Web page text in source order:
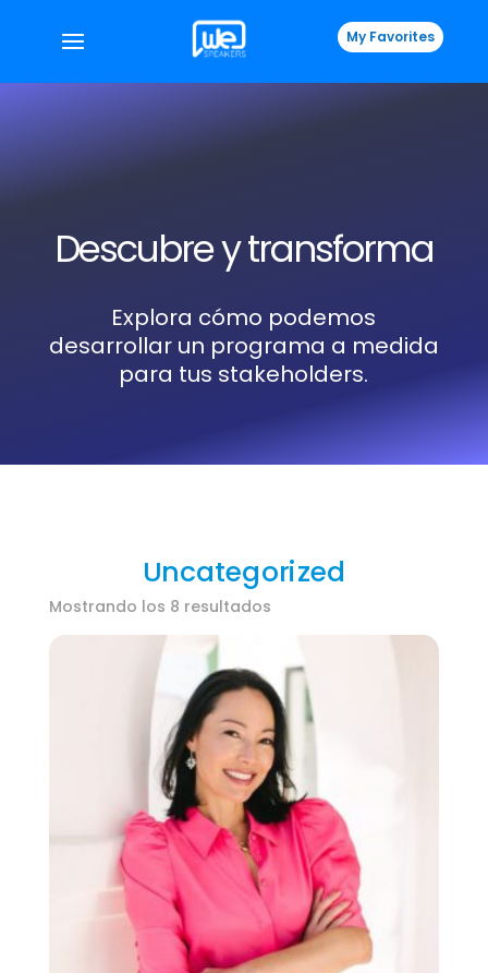
My Favorites
Descubre y transforma
Explora cómo podemos
desarrollar un programa a medida
para tus stakeholders.
Uncategorized
Mostrando los 8 resultados